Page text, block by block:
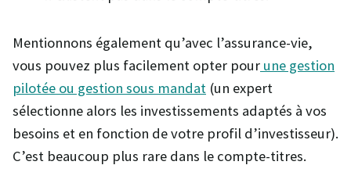
Mentionnons également qu’avec l’assurance-vie,
vous pouvez plus facilement opter pour une gestion
pilotée ou gestion sous mandat (un expert
sélectionne alors les investissements adaptés à vos
besoins et en fonction de votre profil d’investisseur).
C’est beaucoup plus rare dans le compte-titres.